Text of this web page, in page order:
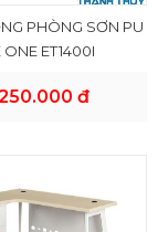
PHÒNG SƠN PU
ONE ET1400I
đ